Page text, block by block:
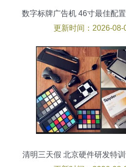
数字标牌广告机 46寸最佳配
解析
更新时间：2026-08-
清明三天假 北京硬件研发特